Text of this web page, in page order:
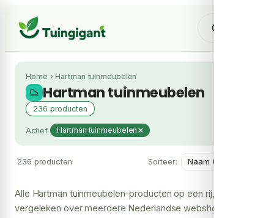
Home › Hartman tuinmeubelen
Hartman tuinmeubelen
236 producten
Actief: Hartman tuinmeubelen
236 producten Sorteer:
Alle Hartman tuinmeubelen-producten op een rij,
vergeleken over meerdere Nederlandse webshops. In het